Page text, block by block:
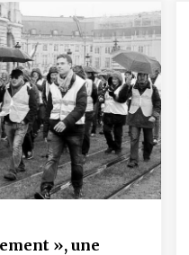
», une